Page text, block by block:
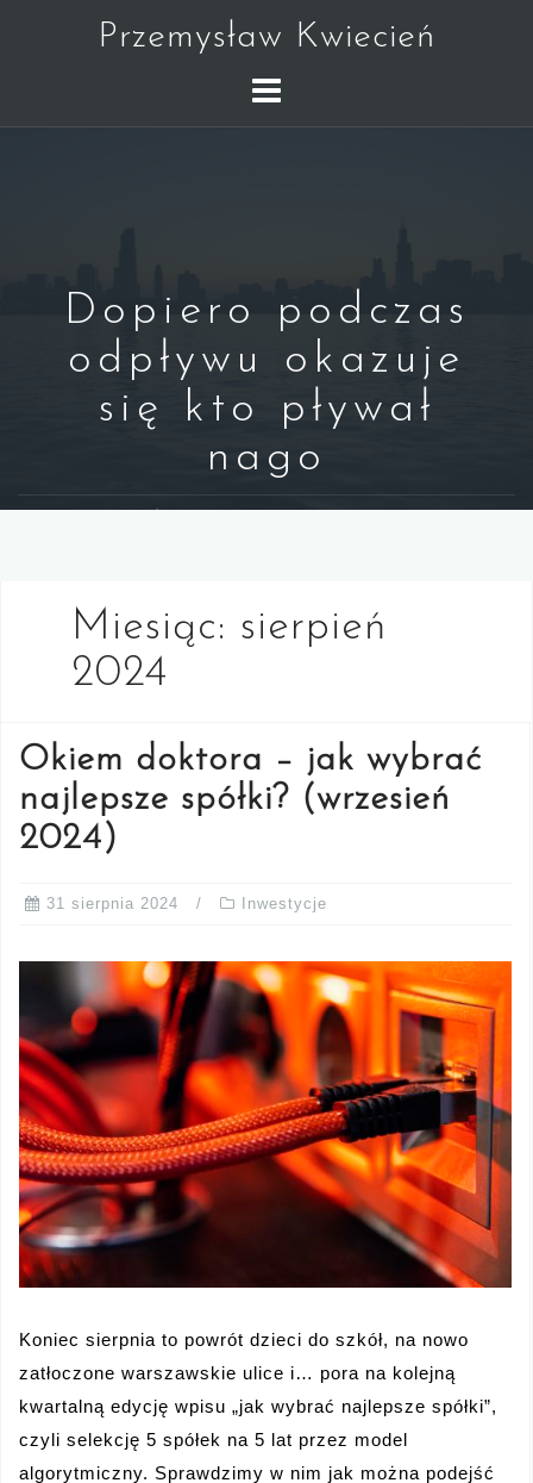
Przemysław Kwiecień
Dopiero podczas
odpływu okazuje
się kto pływał
nago
Miesiąc: sierpień
2024
Okiem doktora – jak wybrać
najlepsze spółki? (wrzesień
2024)
31 sierpnia 2024 Inwestycje
Koniec sierpnia to powrót dzieci do szkół, na nowo
zatłoczone warszawskie ulice i… pora na kolejną
kwartalną edycję wpisu „jak wybrać najlepsze spółki”,
czyli selekcję 5 spółek na 5 lat przez model
algorytmiczny. Sprawdzimy w nim jak można podejść